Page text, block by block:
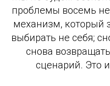
проблемы восемь
механизм, который
выбирать не себя;
снова
сценарий. Это